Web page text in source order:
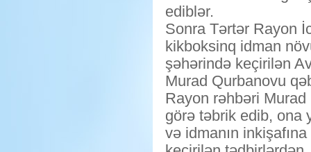
ediblər.
Sonra Tərtər Rayon
kikboksinq idman
şəhərində keçirilən
Murad Qurbanovu
Rayon rəhbəri
görə təbrik edib, ona
və idmanın